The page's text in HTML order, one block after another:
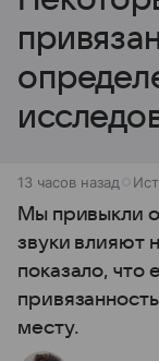
13 часов назад
Мы привыкли
звуки влияют
показало, что
месту.